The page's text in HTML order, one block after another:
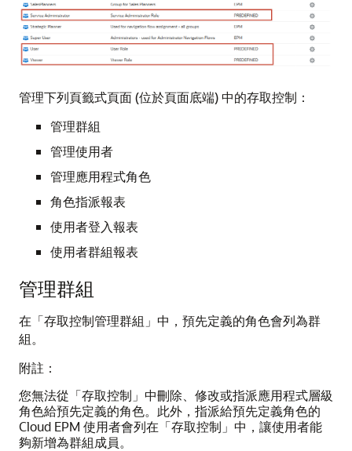
管理下列頁籤式頁面 (位於頁面底端) 中的存取控制：
管理群組
管理使用者
管理應用程式角色
角色指派報表
使用者登入報表
使用者群組報表
管理群組
在「存取控制管理群組」中，預先定義的角色會列為群
組。
附註：
您無法從「存取控制」中刪除、修改或指派應用程式層級
角色給預先定義的角色。此外，指派給預先定義角色的
Cloud EPM 使用者會列在「存取控制」中，讓使用者能
夠新增為群組成員。